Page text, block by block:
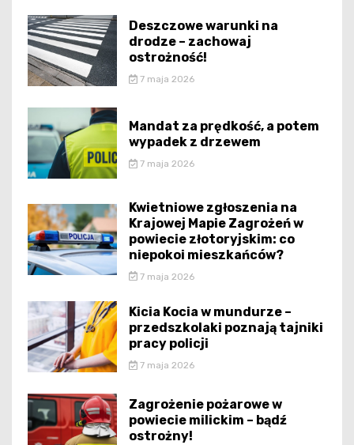
Deszczowe warunki na
drodze – zachowaj
ostrożność!
7 maja 2026
Mandat za prędkość, a potem
wypadek z drzewem
7 maja 2026
Kwietniowe zgłoszenia na
Krajowej Mapie Zagrożeń w
powiecie złotoryjskim: co
niepokoi mieszkańców?
7 maja 2026
Kicia Kocia w mundurze –
przedszkolaki poznają tajniki
pracy policji
7 maja 2026
Zagrożenie pożarowe w
powiecie milickim – bądź
ostrożny!